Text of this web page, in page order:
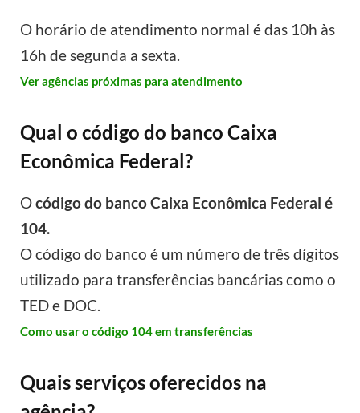
O horário de atendimento normal é das 10h às
16h de segunda a sexta.
Ver agências próximas para atendimento
Qual o código do banco Caixa
Econômica Federal?
Ocódigo do banco Caixa Econômica Federal é
104.
O código do banco é um número de três dígitos
utilizado para transferências bancárias como o
TED e DOC.
Como usar o código 104 em transferências
Quais serviços oferecidos na